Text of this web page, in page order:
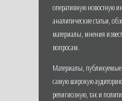
оперативную новостную
аналитические статьи,
материалы, мнения
вопросам.
Материалы,
самую широкую
религиозную, так и